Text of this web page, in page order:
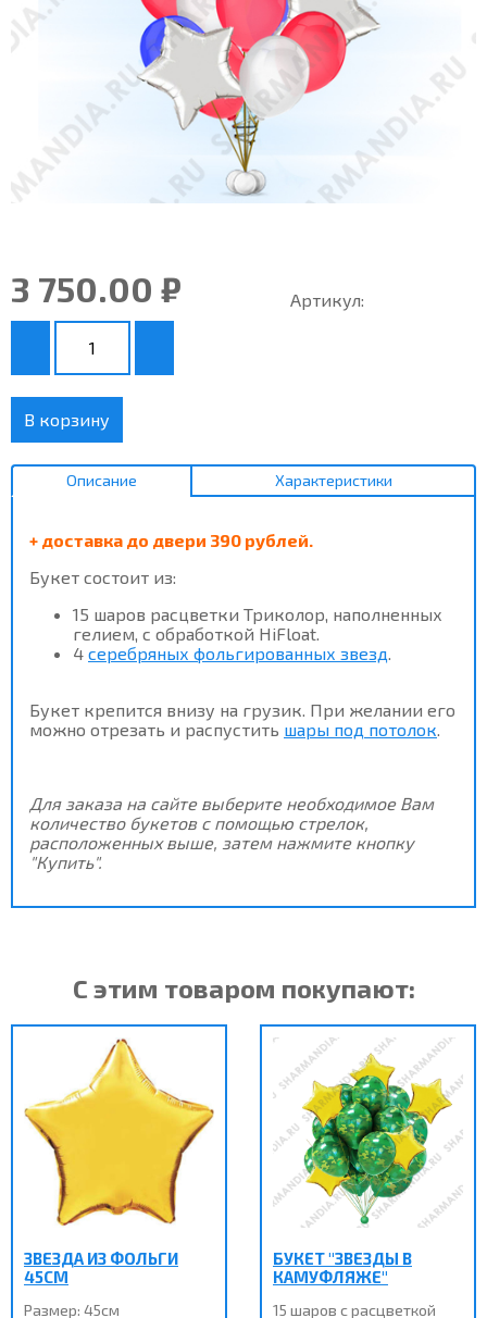
3 750.00 ₽ Артикул:
В корзину
Описание Характеристики
+ доставка до двери 390 рублей.
Букет состоит из:
15 шаров расцветки Триколор, наполненных
гелием, с обработкой HiFloat.
4 серебряных фольгированных звезд
Букет крепится внизу на грузик. При желании его
можно отрезать и распустить шары под потолок
Для заказа на сайте выберите необходимое Вам
количество букетов с помощью стрелок,
расположенных выше, затем нажмите кнопку
"Купить".
С этим товаром покупают:
ЗВЕЗДА ИЗ ФОЛЬГИ
45СМ
Размер: 45см
БУКЕТ "ЗВЕЗДЫ В
КАМУФЛЯЖЕ"
15 шаров с расцветкой